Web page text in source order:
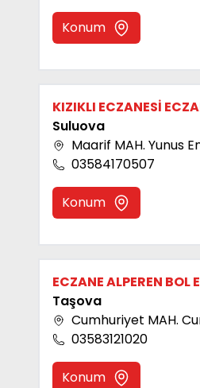
Konum
KIZIKLI ECZANESİ
Suluova
Maarif MAH. Yunus
03584170507
Konum
ECZANE ALPEREN BOL
Taşova
Cumhuriyet MAH.
03583121020
Konum